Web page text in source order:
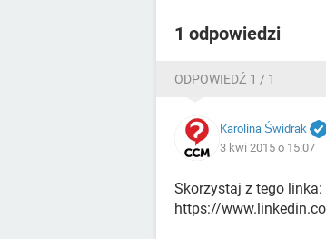
1 odpowiedzi
ODPOWIEDŹ 1 / 1
Karolina Świdrak
3 kwi 2015 o 15:07
Skorzystaj z tego linka:
https://